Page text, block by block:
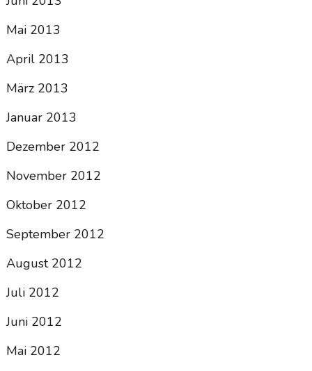
Mai 2013
April 2013
März 2013
Januar 2013
Dezember 2012
November 2012
Oktober 2012
September 2012
August 2012
Juli 2012
Juni 2012
Mai 2012